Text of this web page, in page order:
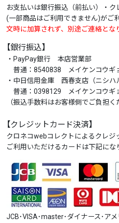
お支払いは銀行振込（前払い）・
(一部商品はご利用できません)がご
文時に加算されず、別途ご連絡とな
【銀行振込】
・PayPay銀行 本店営業部
普通：8540838 メイケンコウギ
・中日信用金庫 西春支店（ニシハ
普通：0398129 メイケンコウギ
（振込手数料はお客様側でご負担く
【クレジットカード決済】
クロネコwebコレクトによるクレジ
ご利用いただけるカードは下記にな
JCB･VISA･master･ダイナース･ア